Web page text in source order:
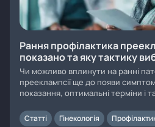
Рання профілактика
показано та яку тактику
Чи можливо вплинути на ранні
прееклампсії ще до появи
показання, оптимальні терміни і
Статті Гінекологія